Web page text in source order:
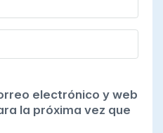
electrónico y web
la próxima vez que